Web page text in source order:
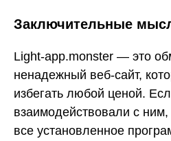
Заключительные
Light-app.monster — это
ненадежный веб-сайт,
избегать любой ценой.
взаимодействовали с
все установленное